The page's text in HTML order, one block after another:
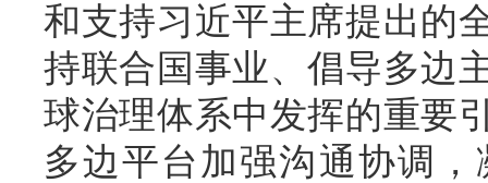
和支持习近平主席提出的
持联合国事业、倡导多边
球治理体系中发挥的重要
多边平台加强沟通协调